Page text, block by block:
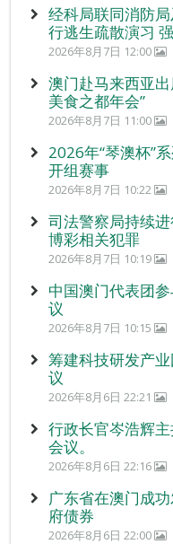
经科局联同消防
行逃生疏散演习
2026年8月7日 12:00
澳门赴马来西亚
美食之都年会”
2026年8月7日 11:00
2026年“琴澳杯”
开组赛事
2026年8月7日 10:22
司法警察局持续
博彩相关犯罪
2026年8月7日 10:19
中国澳门代表团
议
2026年8月7日 10:15
筹建科技研发产
议
2026年8月6日 22:21
行政长官岑浩辉
会议。
2026年8月6日 22:16
广东省在澳门成
府债券
2026年8月6日 22:00